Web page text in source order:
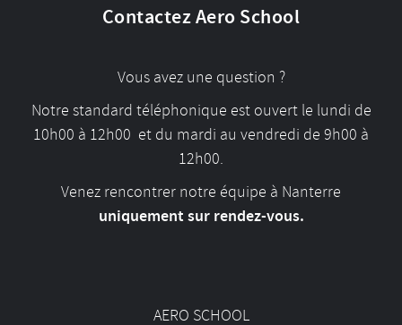
Contactez Aero School
Vous avez une question ?
Notre standard téléphonique est ouvert le lundi de
10h00 à 12h00 et du mardi au vendredi de 9h00 à
12h00.
Venez rencontrer notre équipe à Nanterre
uniquement sur rendez-vous.
AERO SCHOOL